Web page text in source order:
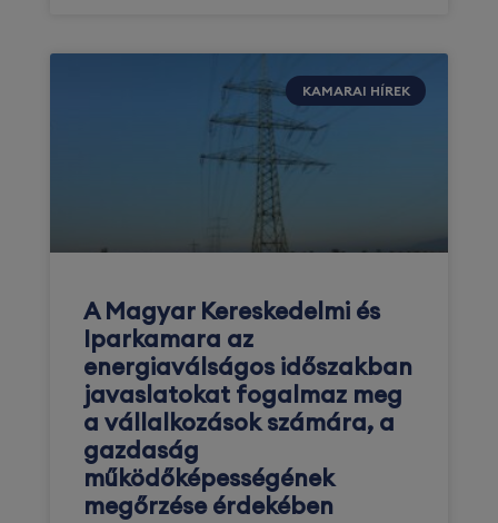
KAMARAI HÍREK
A Magyar Kereskedelmi és
Iparkamara az
energiaválságos időszakban
javaslatokat fogalmaz meg
a vállalkozások számára, a
gazdaság
működőképességének
megőrzése érdekében